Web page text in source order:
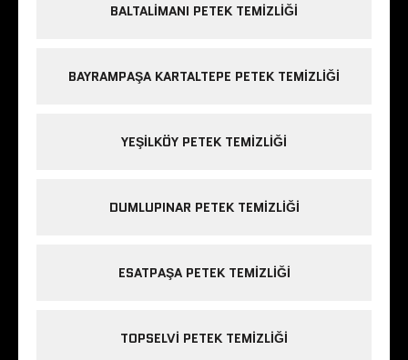
BALTALIMANI PETEK TEMIZLIĞI
BAYRAMPAŞA KARTALTEPE PETEK TEMIZLIĞI
YEŞILKÖY PETEK TEMIZLIĞI
DUMLUPINAR PETEK TEMIZLIĞI
ESATPAŞA PETEK TEMIZLIĞI
TOPSELVI PETEK TEMIZLIĞI